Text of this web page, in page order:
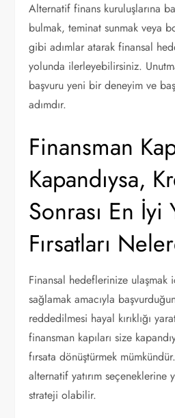
Alternatif finans kuruluşlarına
bulmak, teminat sunmak veya
gibi adımlar atarak finansal
yolunda ilerleyebilirsiniz.
başvuru yeni bir deneyim ve
adımdır.
Finansman
Kapandıysa,
Sonrası En İyi
Fırsatları
Finansal hedeflerinize ulaşmak
sağlamak amacıyla
reddedilmesi hayal kırıklığı
finansman kapıları size
fırsata dönüştürmek
alternatif yatırım seçeneklerine
strateji olabilir.